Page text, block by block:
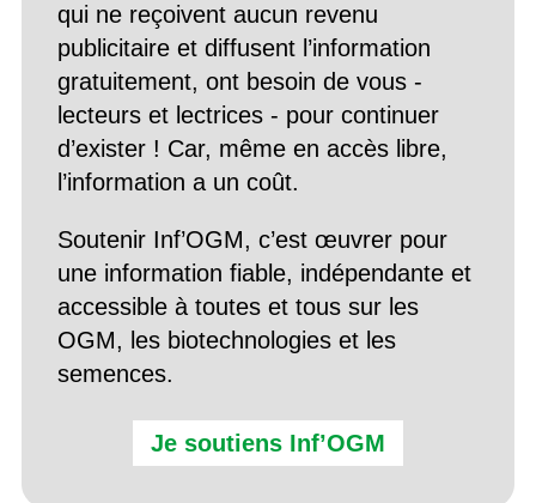
qui ne reçoivent aucun revenu
publicitaire et diffusent l’information
gratuitement, ont besoin de vous -
lecteurs et lectrices - pour continuer
d’exister ! Car, même en accès libre,
l’information a un coût.
Soutenir Inf’OGM, c’est œuvrer pour
une information fiable, indépendante et
accessible à toutes et tous sur les
OGM, les biotechnologies et les
semences.
Je soutiens Inf’OGM